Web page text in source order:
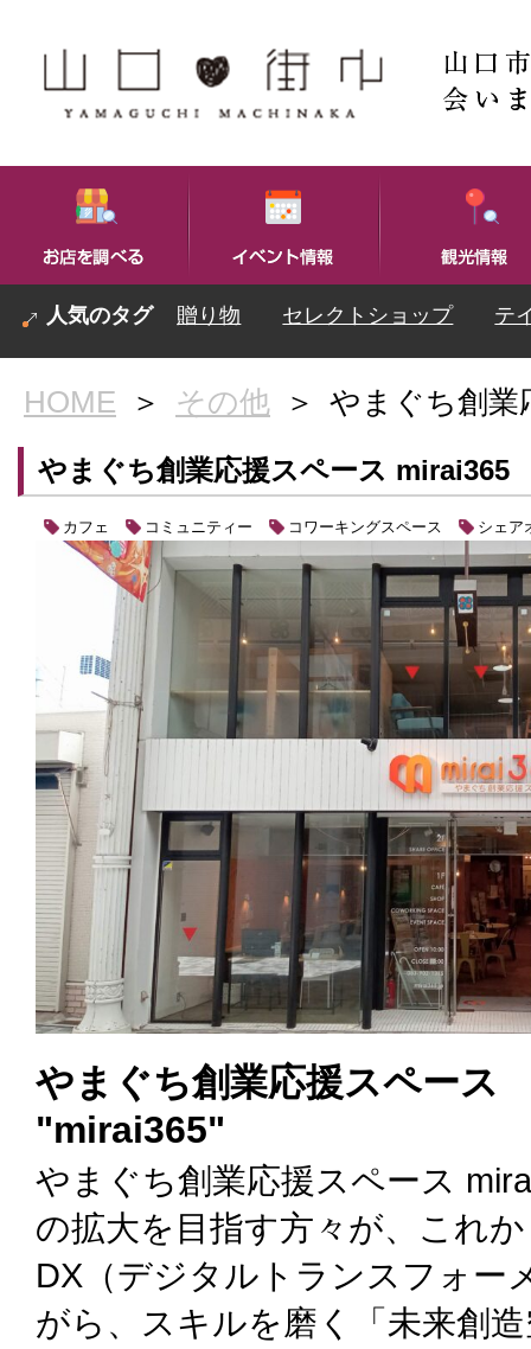
贈り物 セレクトショップ テ
HOME ＞ その他 ＞ やまぐち創業
やまぐち創業応援スペース mirai365
カフェ コミュニティー コワーキングスペース シェア
やまぐち創業応援スペース
"mirai365"
やまぐち創業応援スペース
の拡大を目指す方々が、これ
DX（デジタルトランスフォー
がら、スキルを磨く「未来創